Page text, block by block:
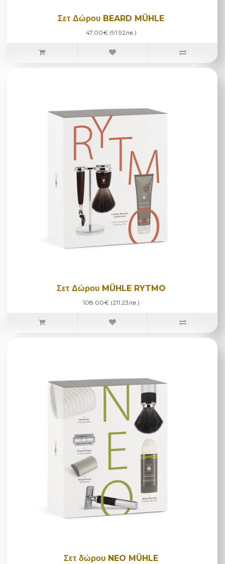
Σετ Δώρου BEARD MÜHLE
47.00€ (91.92лв.)
Σετ Δώρου MÜHLE RYTMO
108.00€ (211.23лв.)
Σετ δώρου NEO MÜHLE